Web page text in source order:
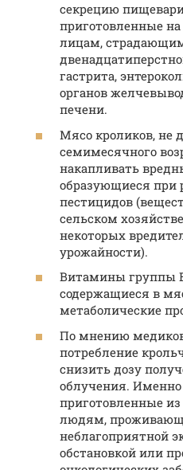
секрецию
приготовленные на
лицам,
гастрита,
органов
печени.
Мясо кроликов, не
семимесячного
накапливать
образующиеся при
пестицидов
сельском
некоторых
урожайности).
Витамины группы
содержащиеся в
метаболические
По мнению
потребление
снизить дозу
облучения.
приготовленные
людям,
неблагоприятной
обстановкой или